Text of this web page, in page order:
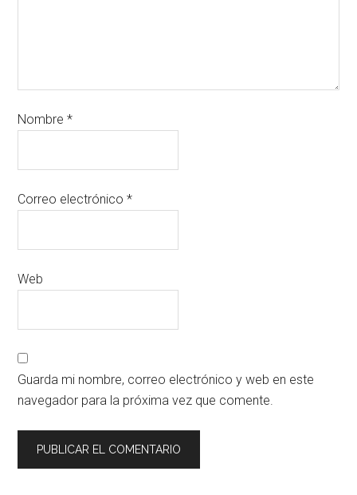
Nombre*
Correo electrónico*
Web
Guarda mi nombre, correo electrónico y web en este
navegador para la próxima vez que comente.